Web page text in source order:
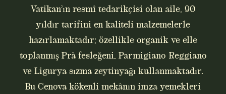
Vatikan’ın resmî tedarikçisi olan aile, 90
yıldır tarifini en kaliteli malzemelerle
hazırlamaktadır; özellikle organik ve elle
toplanmış Prà fesleğeni, Parmigiano Reggiano
ve Ligurya sızma zeytinyağı kullanmaktadır.
Bu Cenova kökenli mekânın imza yemekleri